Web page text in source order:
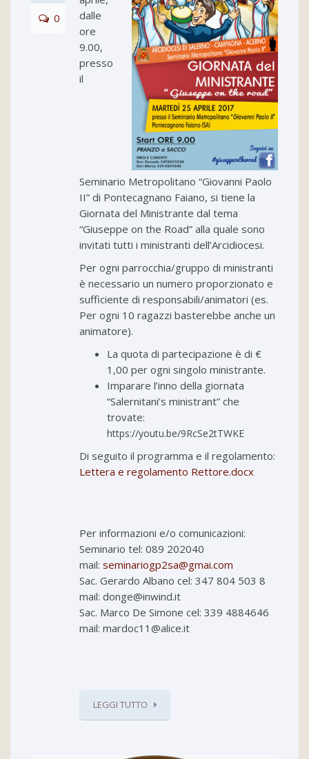
0
dalle
ore
9.00,
presso
il
Seminario Metropolitano “Giovanni Paolo
II” di Pontecagnano Faiano, si tiene la
Giornata del Ministrante dal tema
“Giuseppe on the Road” alla quale sono
invitati tutti i ministranti dell’Arcidiocesi.
Per ogni parrocchia/gruppo di ministranti
è necessario un numero proporzionato e
sufficiente di responsabili/animatori (es.
Per ogni 10 ragazzi basterebbe anche un
animatore).
La quota di partecipazione è di €
1,00 per ogni singolo ministrante.
Imparare l’inno della giornata
“Salernitani’s ministrant” che
trovate:
https://youtu.be/9RcSe2tTWKE
Di seguito il programma e il regolamento:
Lettera e regolamento Rettore.docx
Per informazioni e/o comunicazioni:
Seminario tel: 089 202040
mail: seminariogp2sa@gmai.com
Sac. Gerardo Albano cel: 347 804 503 8
mail: donge@inwind.it
Sac. Marco De Simone cel: 339 4884646
mail: mardoc11@alice.it
LEGGI TUTTO